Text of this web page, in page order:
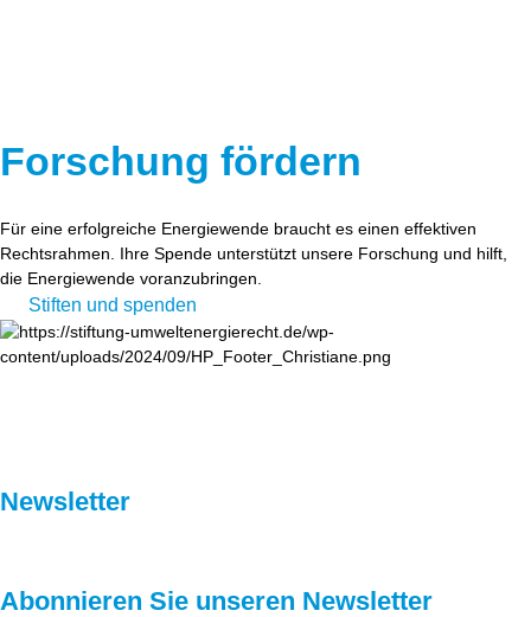
Forschung fördern
Für eine erfolgreiche Energiewende braucht es einen effektiven
Rechtsrahmen. Ihre Spende unterstützt unsere Forschung und hilft,
die Energiewende voranzubringen.
Stiften und spenden
Newsletter
Abonnieren Sie unseren Newsletter